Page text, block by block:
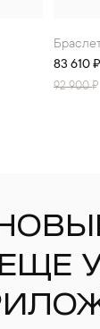
83 610 ₽
92 900₽